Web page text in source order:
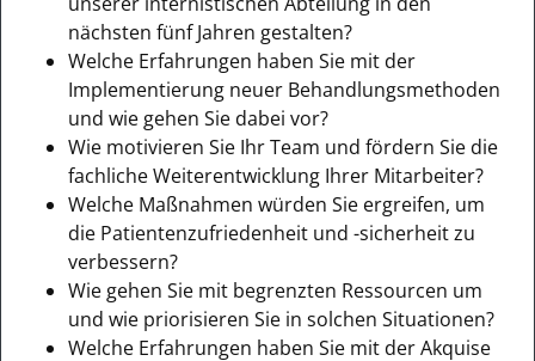
nächsten fünf Jahren gestalten?
Welche Erfahrungen haben Sie mit der
Implementierung neuer Behandlungsmethoden
und wie gehen Sie dabei vor?
Wie motivieren Sie Ihr Team und fördern Sie die
fachliche Weiterentwicklung Ihrer Mitarbeiter?
Welche Maßnahmen würden Sie ergreifen, um
die Patientenzufriedenheit und -sicherheit zu
verbessern?
Wie gehen Sie mit begrenzten Ressourcen um
und wie priorisieren Sie in solchen Situationen?
Welche Erfahrungen haben Sie mit der Akquise